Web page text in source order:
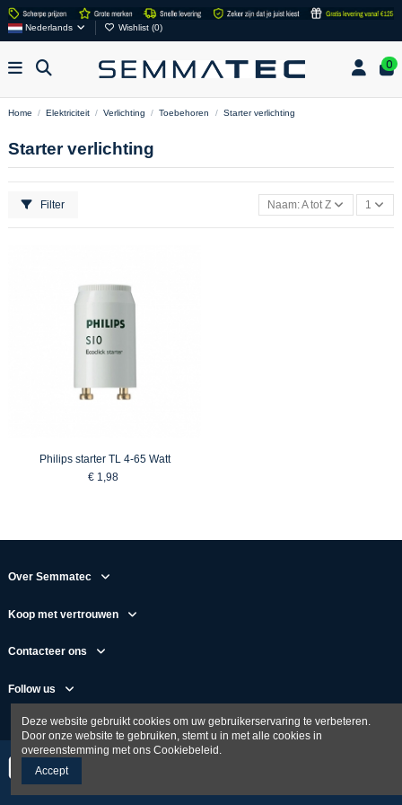
Nederlands Wishlist (0)
0
Home Elektriciteit Verlichting Toebehoren Starter verlichting
Starter verlichting
Filter Naam: A tot Z 1
Philips starter TL 4-65 Watt
€ 1,98
Over Semmatec
Koop met vertrouwen
Contacteer ons
Follow us
Deze website gebruikt cookies om uw gebruikerservaring te verbeteren.
Door onze website te gebruiken, stemt u in met alle cookies in
overeenstemming met ons Cookiebeleid.
Accept